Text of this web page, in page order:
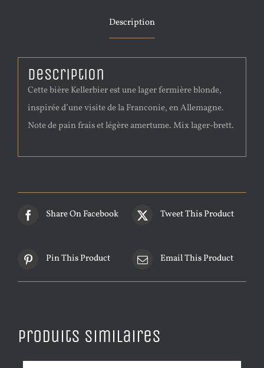
Description
Description
Cette bière Kellerbier est une lager fermière blonde,
inspirée d’une visite de la Franconie, en Allemagne.
Note de pain frais et légère amertume. Mix lager-brett.
Share On Facebook Tweet This Product
Pin This Product Email This Product
Produits similaires